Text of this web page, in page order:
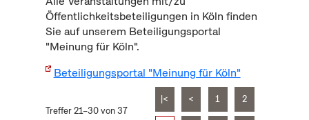
Öffentlichkeitsbeteiligungen in Köln finden
Sie auf unserem Beteiligungsportal
"Meinung für Köln".
Beteiligungsportal "Meinung für Köln"
Treffer 21–30 von 37
|< < 1 2